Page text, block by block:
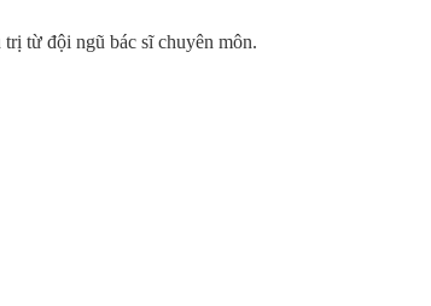
từ đội ngũ bác sĩ chuyên môn.